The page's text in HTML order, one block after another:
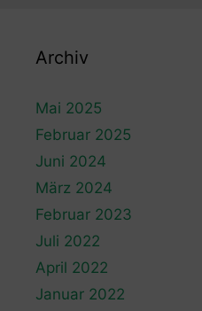
Archiv
Mai 2025
Februar 2025
Juni 2024
März 2024
Februar 2023
Juli 2022
April 2022
Januar 2022